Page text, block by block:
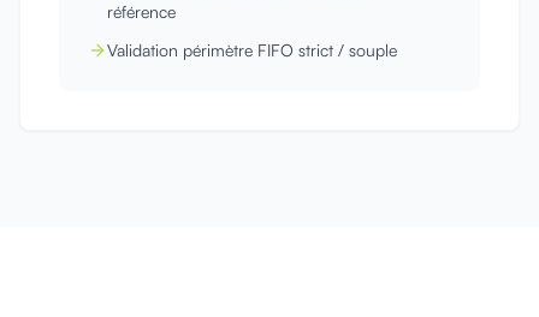
référence
Validation périmètre FIFO strict / souple